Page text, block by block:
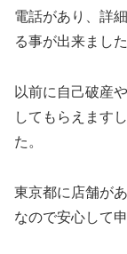
電話があり、詳
る事が出来ました
以前に自己破産
してもらえます
た。
東京都に店舗が
なので安心して